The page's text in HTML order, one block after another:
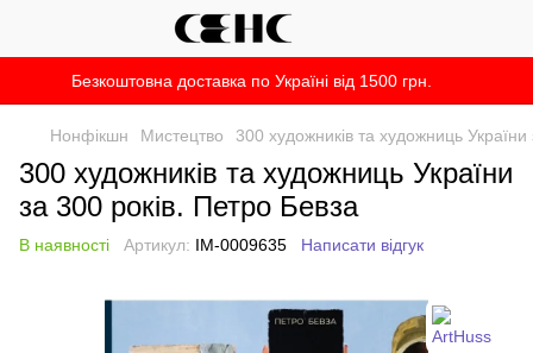
Безкоштовна доставка по Україні від 1500 грн.
Нонфікшн Мистецтво 300 художників та художниць
300 художників та художниць України
за 300 років. Петро Бевза
В наявності Артикул: IM-0009635 Написати відгук